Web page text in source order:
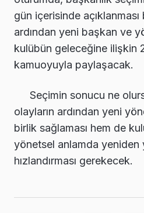
gün içerisinde
ardından yeni başkan ve
kulübün geleceğine ilişkin 2
kamuoyuyla paylaşacak.
Seçimin sonucu ne
olayların ardından yeni
birlik sağlaması hem de
yönetsel anlamda yeniden
hızlandırması gerekecek.